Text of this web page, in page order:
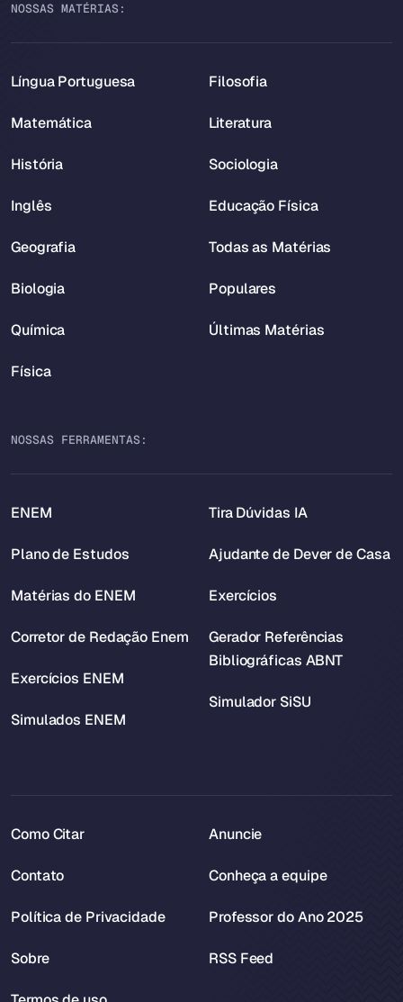
NOSSAS MATÉRIAS:
Língua Portuguesa
Matemática
História
Inglês
Geografia
Biologia
Química
Física
Filosofia
Literatura
Sociologia
Educação Física
Todas as Matérias
Populares
Últimas Matérias
NOSSAS FERRAMENTAS:
ENEM
Plano de Estudos
Matérias do ENEM
Corretor de Redação Enem
Exercícios ENEM
Simulados ENEM
Tira Dúvidas IA
Ajudante de Dever de Casa
Exercícios
Gerador Referências
Bibliográficas ABNT
Simulador SiSU
Como Citar
Contato
Política de Privacidade
Sobre
Anuncie
Conheça a equipe
Professor do Ano 2025
RSS Feed